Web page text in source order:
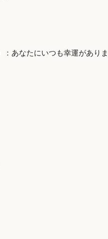
：あなたにいつも幸運がありま